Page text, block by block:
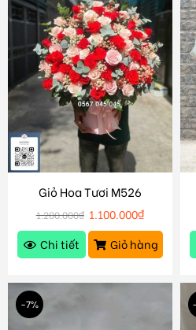
Giỏ Hoa Tươi M526
1.200.000₫ 1.100.000₫
Chi tiết
Giỏ hàng
-7%